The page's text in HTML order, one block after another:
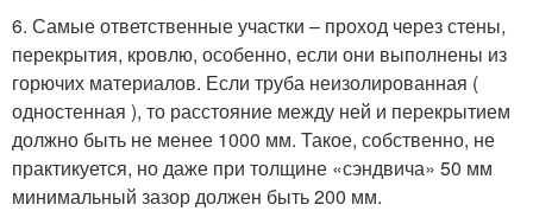
6. Самые ответственные участки – проход через стены,
перекрытия, кровлю, особенно, если они выполнены из
горючих материалов. Если труба неизолированная (
одностенная ), то расстояние между ней и перекрытием
должно быть не менее 1000 мм. Такое, собственно, не
практикуется, но даже при толщине «сэндвича» 50 мм
минимальный зазор должен быть 200 мм.